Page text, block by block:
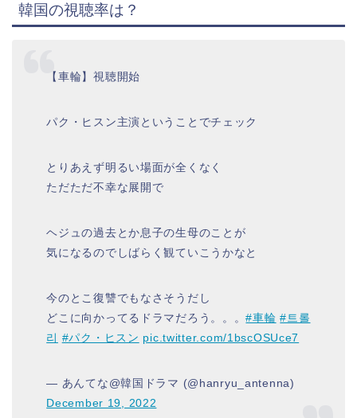
韓国の視聴率は？
【車輪】視聴開始
パク・ヒスン主演ということでチェック
とりあえず明るい場面が全くなく
ただただ不幸な展開で
ヘジュの過去とか息子の生母のことが
気になるのでしばらく観ていこうかなと
今のとこ復讐でもなさそうだし
どこに向かってるドラマだろう。。。#車輪 #트롤
리 #パク・ヒスン pic.twitter.com/1bscOSUce7
— あんてな@韓国ドラマ (@hanryu_antenna)
December 19, 2022